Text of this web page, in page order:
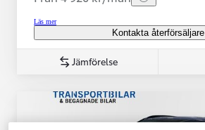
Läs mer
Kontakta återförsäljare
Jämförelse